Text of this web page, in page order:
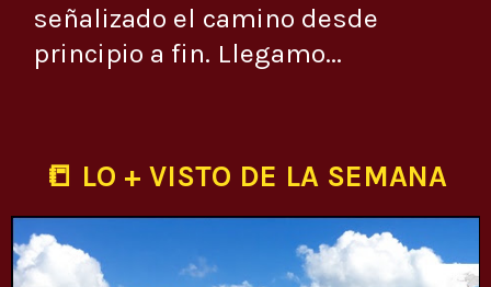
señalizado el camino desde
principio a fin. Llegamo...
📒 LO + VISTO DE LA SEMANA